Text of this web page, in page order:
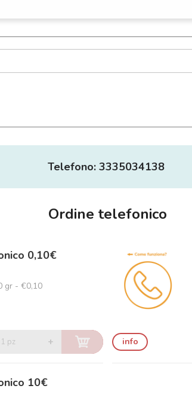
Telefono: 3335034138
Ordine telefonico
0,10€
gr - €0,10
1 pz + info
10€